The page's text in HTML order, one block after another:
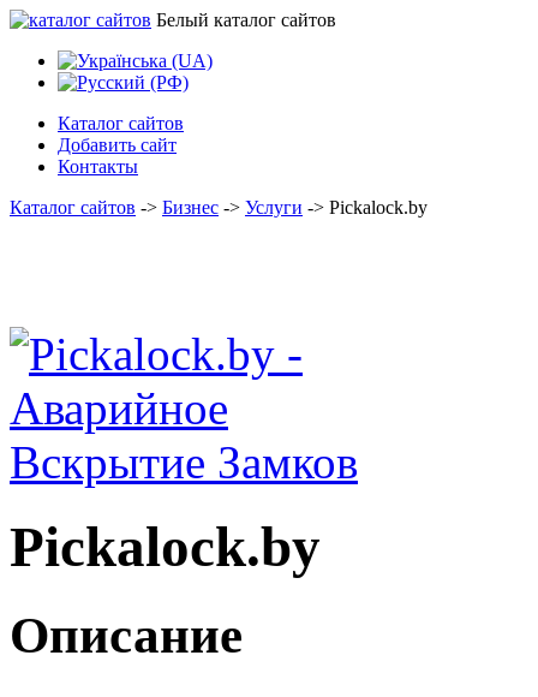
Белый каталог сайтов
Каталог сайтов
Добавить сайт
Контакты
Каталог сайтов -> Бизнес -> Услуги -> Pickalock.by
Pickalock.by
Описание